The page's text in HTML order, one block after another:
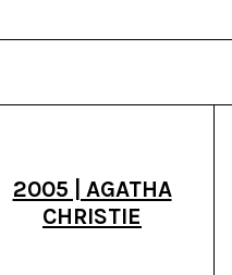
2005 | AGATHA
CHRISTIE